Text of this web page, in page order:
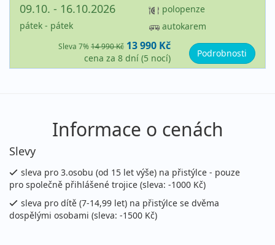
09.10. - 16.10.2026
pátek - pátek
polopenze
autokarem
Sleva 7%14 990 Kč 13 990 Kč
cena za 8 dní (5 nocí) Podrobnosti
Informace o cenách
Slevy
sleva pro 3.osobu (od 15 let výše) na přistýlce - pouze
pro společně přihlášené trojice (sleva: -1000 Kč)
sleva pro dítě (7-14,99 let) na přistýlce se dvěma
dospělými osobami (sleva: -1500 Kč)